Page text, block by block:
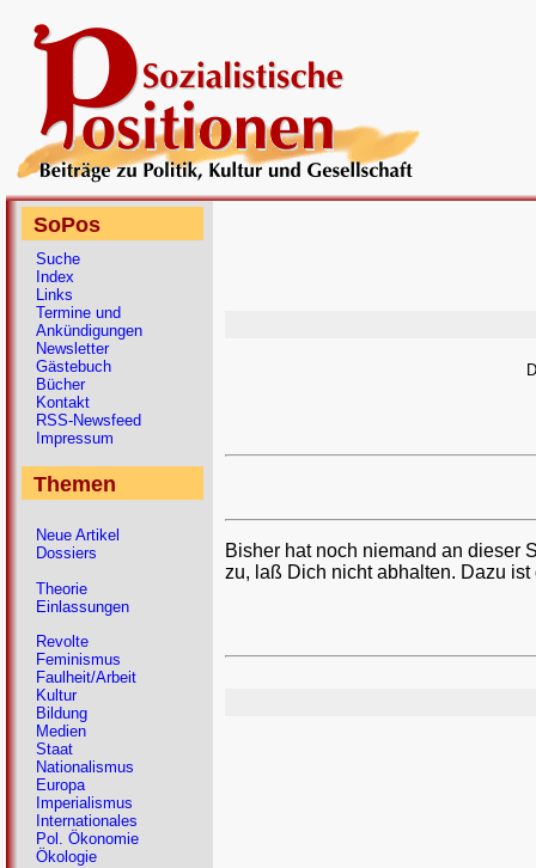
Bisher hat noch niemand an dieser
zu, laß Dich nicht abhalten. Dazu
SoPos
Suche
Index
Links
Termine und
Ankündigungen
Newsletter
Gästebuch
Bücher
Kontakt
RSS-Newsfeed
Impressum
Themen
Neue Artikel
Dossiers
Theorie
Einlassungen
Revolte
Feminismus
Faulheit/Arbeit
Kultur
Bildung
Medien
Staat
Nationalismus
Europa
Imperialismus
Internationales
Pol. Ökonomie
Ökologie